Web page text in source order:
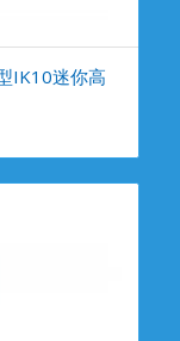
IK10迷你高